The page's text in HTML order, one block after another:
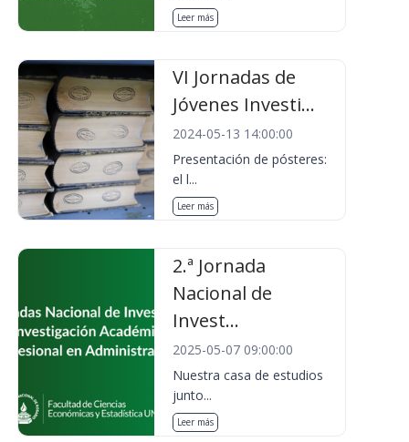
Leer más
VI Jornadas de
Jóvenes Investi...
2024-05-13 14:00:00
Presentación de pósteres:
el l...
Leer más
2.ª Jornada
Nacional de
Invest...
2025-05-07 09:00:00
Nuestra casa de estudios
junto...
Leer más